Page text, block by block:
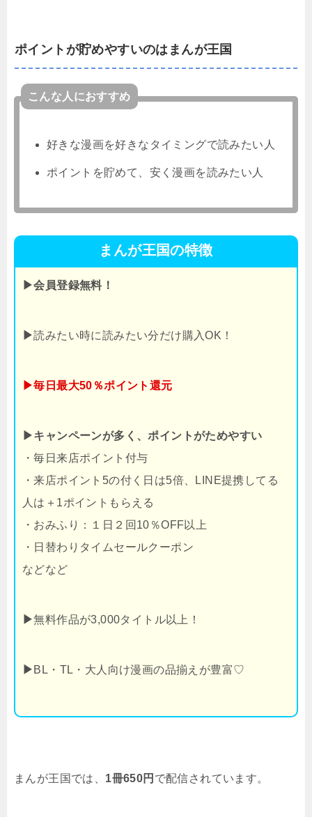
ポイントが貯めやすいのはまんが王国
こんな人におすすめ
好きな漫画を好きなタイミングで読みたい人
ポイントを貯めて、安く漫画を読みたい人
まんが王国の特徴
▶会員登録無料！
▶読みたい時に読みたい分だけ購入OK！
▶毎日最大50％ポイント還元
▶キャンペーンが多く、ポイントがためやすい
・毎日来店ポイント付与
・来店ポイント5の付く日は5倍、LINE提携してる
人は＋1ポイントもらえる
・おみふり：１日２回10％OFF以上
・日替わりタイムセールクーポン
などなど
▶無料作品が3,000タイトル以上！
▶ BL・TL・大人向け漫画の品揃えが豊富♡
まんが王国では、 1冊650円 で配信されています。